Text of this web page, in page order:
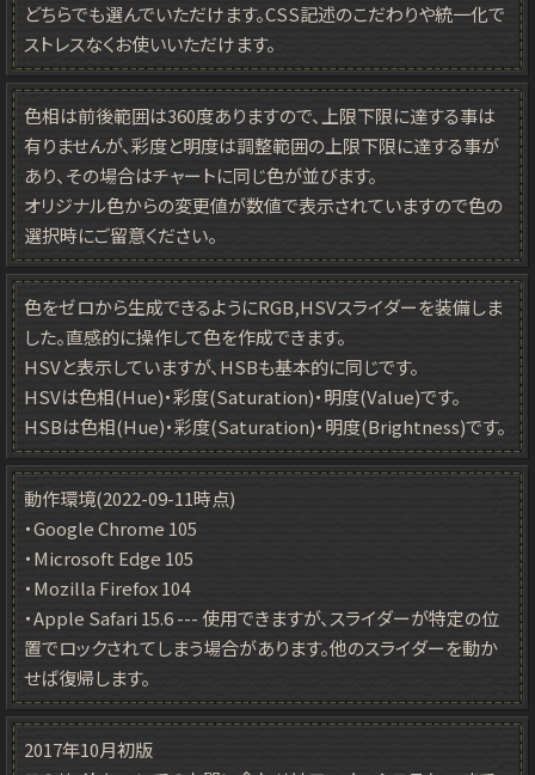
どちらでも選んでいただけます。CSS記述のこだわりや統一化で
ストレスなくお使いいただけます。
色相は前後範囲は360度ありますので、上限下限に達する事は
有りませんが、彩度と明度は調整範囲の上限下限に達する事が
あり、その場合はチャートに同じ色が並びます。
オリジナル色からの変更値が数値で表示されていますので色の
選択時にご留意ください。
色をゼロから生成できるようにRGB,HSVスライダーを装備しま
した。直感的に操作して色を作成できます。
HSVと表示していますが、HSBも基本的に同じです。
HSVは色相(Hue)・彩度(Saturation)・明度(Value)です。
HSBは色相(Hue)・彩度(Saturation)・明度(Brightness)です。
動作環境(2022-09-11時点)
・Google Chrome 105
・Microsoft Edge 105
・Mozilla Firefox 104
・Apple Safari 15.6 --- 使用できますが、スライダーが特定の位
置でロックされてしまう場合があります。他のスライダーを動か
せば復帰します。
2017年10月初版